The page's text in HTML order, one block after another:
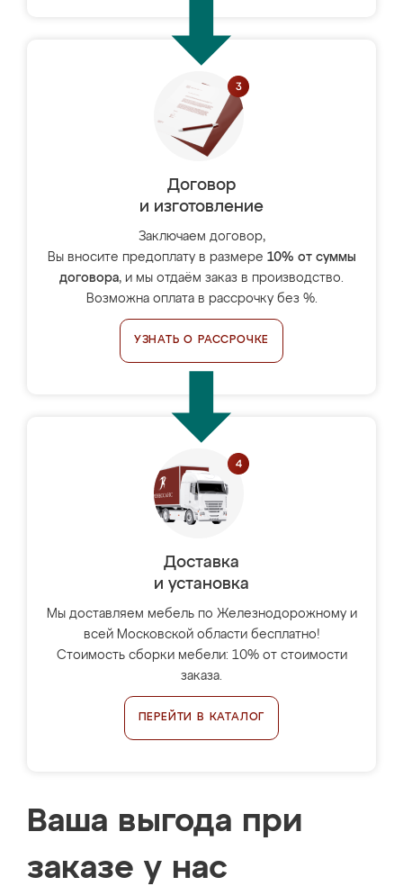
Договор
и изготовление
Заключаем договор,
Вы вносите предоплату в размере 10% от суммы
договора, и мы отдаём заказ в производство.
Возможна оплата в рассрочку без %.
УЗНАТЬ О РАССРОЧКЕ
Доставка
и установка
Мы доставляем мебель по Железнодорожному и
всей Московской области бесплатно!
Стоимость сборки мебели: 10% от стоимости
заказа.
ПЕРЕЙТИ В КАТАЛОГ
Ваша выгода при
заказе у нас